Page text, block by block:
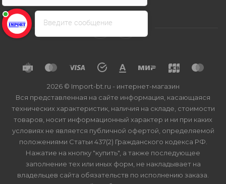
2026 © Import-bt.ru - интернет-магазин
Вся представленная на сайте информация, касающаяся
технических характеристик, наличия на складе, стоимости
товаров, носит информационный характер и ни при каких
условиях не является публичной офертой, определяемой
положениями Статьи 437(2) Гражданского кодекса РФ.
Нажатие на кнопку "купить", а также последующее
заполнение тех или иных форм, не накладывает на
владельцев сайта обязательств по исполнению заказа.
Введите сообщение